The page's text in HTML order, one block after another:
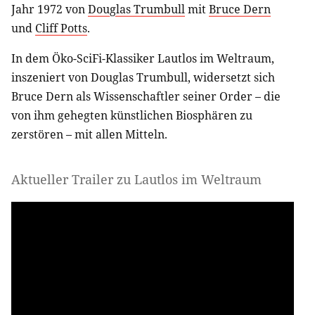
Jahr 1972 vonDouglas TrumbullmitBruce Dern
und Cliff Potts.
In dem Öko-SciFi-Klassiker Lautlos im Weltraum,
inszeniert von Douglas Trumbull, widersetzt sich
Bruce Dern als Wissenschaftler seiner Order – die
von ihm gehegten künstlichen Biosphären zu
zerstören – mit allen Mitteln.
Aktueller Trailer zu Lautlos im Weltraum